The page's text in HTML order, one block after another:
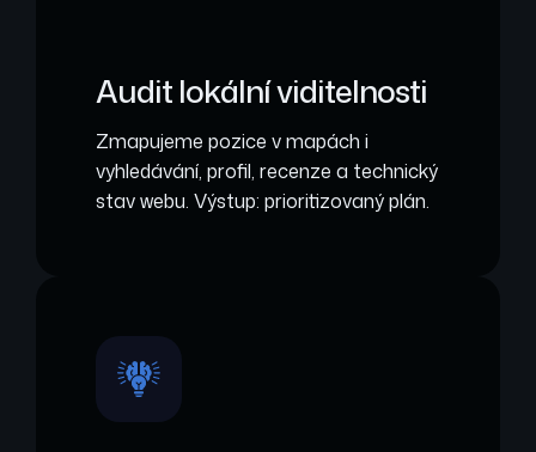
Audit lokální viditelnosti
Zmapujeme pozice v mapách i
vyhledávání, profil, recenze a technický
stav webu. Výstup: prioritizovaný plán.